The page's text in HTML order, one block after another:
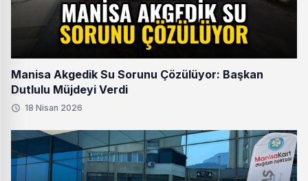
Manisa Akgedik Su Sorunu Çözülüyor: Başkan
Dutlulu Müjdeyi Verdi
18 Nisan 2026